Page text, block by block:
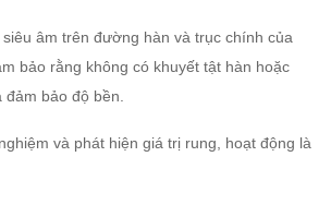
âm trên đường hàn và trục chính của
bảo rằng không có khuyết tật hàn hoặc
bảo độ bền.
và phát hiện giá trị rung, hoạt động là